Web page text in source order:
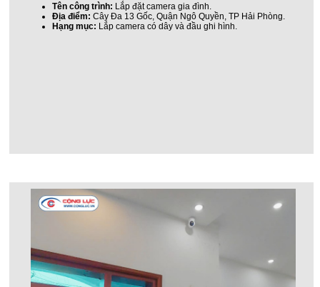
Tên công trình: Lắp đặt camera gia đình.
Địa điểm:Cây Đa 13 Gốc, Quận Ngô Quyền, TP Hải Phòng.
Hạng mục: Lắp camera có dây và đầu ghi hình.